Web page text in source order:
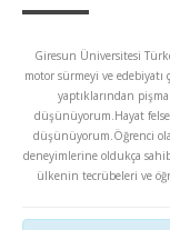
Giresun Üniversitesi
motor sürmeyi ve edebiyatı
yaptıklarından
düşünüyorum.Hayat
düşünüyorum.Öğrenci
deneyimlerine oldukça
ülkenin tecrübeleri ve